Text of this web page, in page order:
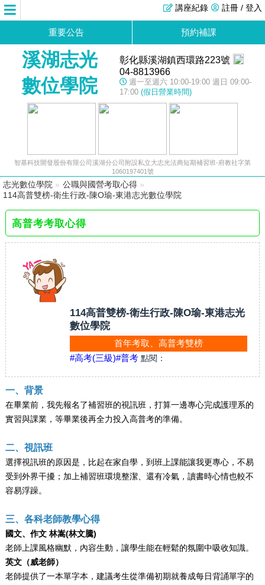
註冊 / 登入
講座紀錄
重要公告 預約補課
溪湖志光
數位學院
彰化縣溪湖鎮西環路223號
04-8813966
週一至週六 10:00-19:00 週日 09:00-
17:00 (假日營業時間)
智基科技開發股份有限公司溪湖分公司附設私立大志光法商短期補習班-府教社字第
1060197401號
志光數位學院 » 公職與國營考取心得 »
114高普雙榜-衛生行政-陳O瑜-東港志光數位學院
高普考考取心得
114高普雙榜-衛生行政-陳O瑜-東港志光
數位學院
首年考取、高普考雙榜
#高考(三級)#普考 點閱：
一、背景
在畢業前，我先報名了補習班的視訊班，打算一邊專心完成護理系的
實習與課業，等畢業後再全力投入高普考的準備。
二、視訊班
選擇視訊班的原因是，比起在家自學，到班上課能讓我更專心，不易
受到外界干擾；加上補習班環境整潔、還有冷氣，讀書時心情也較不
容易浮躁。
三、各科老師教學心得
國文、作文 林嵩(林文騰)
老師上課風格幽默，內容生動，讓學生能在輕鬆的氛圍中吸收知識。
英文（威老師）
老師提供了一本單字本，建議考生從準備初期就養成每日背誦單字的